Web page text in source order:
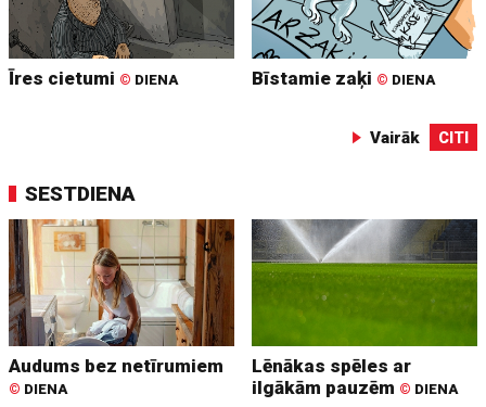
Īres cietumi © DIENA Bīstamie zaķi © DIENA
Vairāk CITI
SESTDIENA
Audums bez netīrumiem
© DIENA
Lēnākas spēles ar
ilgākām pauzēm © DIENA